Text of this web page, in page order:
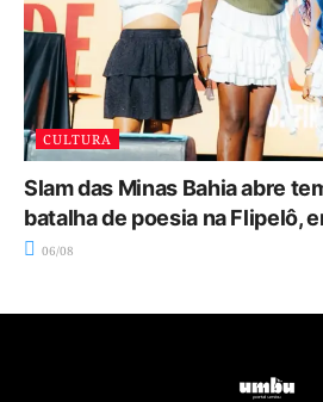
CULTURA
Slam das Minas Bahia abre
batalha de poesia na Flipelô,
06/08